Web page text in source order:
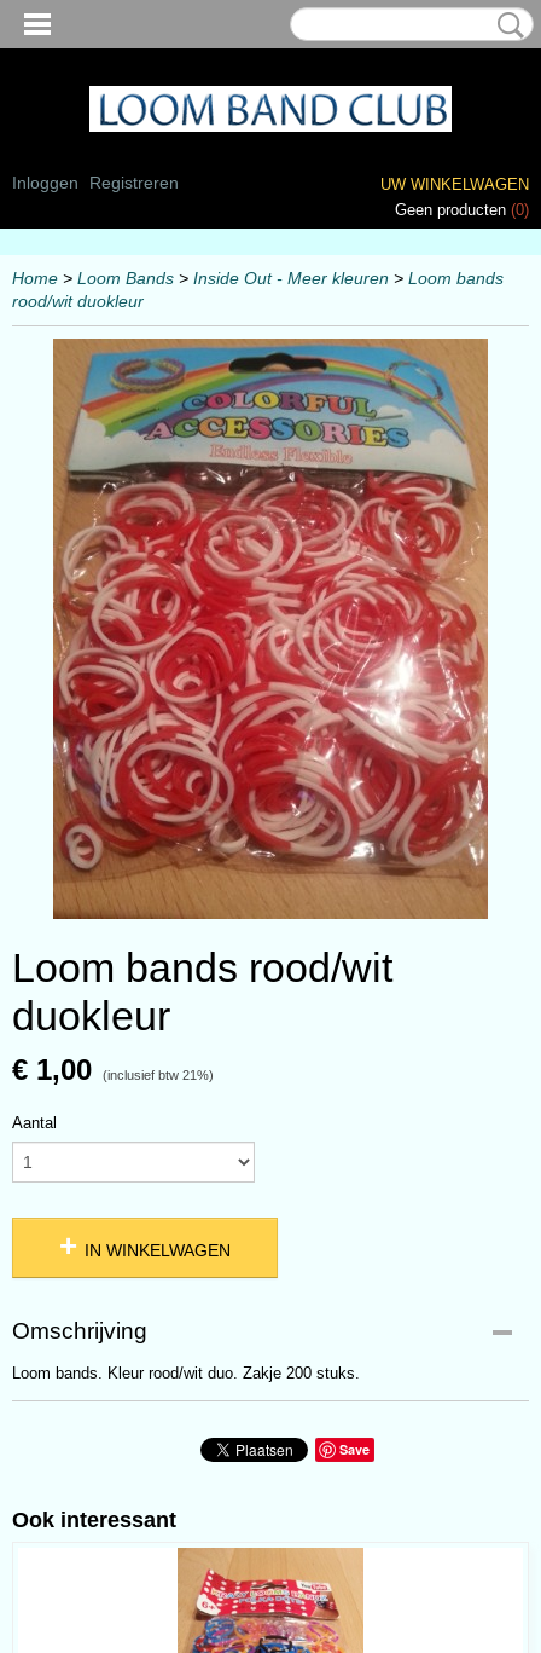
Inloggen Registreren
UW WINKELWAGEN
Geen producten (0)
Home > Loom Bands > Inside Out - Meer kleuren > Loom bands
rood/wit duokleur
Loom bands rood/wit
duokleur
€ 1,00 (inclusief btw 21%)
Aantal
IN WINKELWAGEN
Omschrijving
Loom bands. Kleur rood/wit duo. Zakje 200 stuks.
Save
Ook interessant